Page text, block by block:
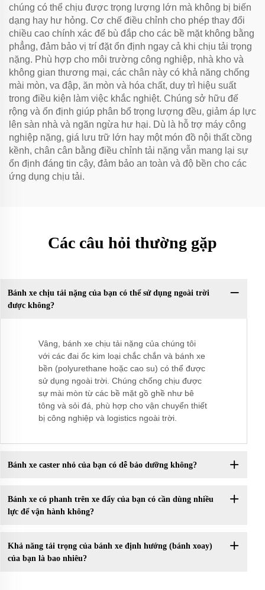
chúng có thể chịu được trọng lượng lớn mà không bị biến
dạng hay hư hỏng. Cơ chế điều chỉnh cho phép thay đổi
chiều cao chính xác để bù đắp cho các bề mặt không bằng
phẳng, đảm bảo vị trí đặt ổn định ngay cả khi chịu tải trọng
nặng. Phù hợp cho môi trường công nghiệp, nhà kho và
không gian thương mại, các chân này có khả năng chống
mài mòn, va đập, ăn mòn và hóa chất, duy trì hiệu suất
trong điều kiện làm việc khắc nghiệt. Chúng sở hữu đế
rộng và ổn định giúp phân bổ trọng lượng đều, giảm áp lực
lên sàn nhà và ngăn ngừa hư hại. Dù là hỗ trợ máy công
nghiệp nặng, giá lưu trữ lớn hay một món đồ nội thất cồng
kềnh, chân cân bằng điều chỉnh tải nặng vẫn mang lại sự
ổn định đáng tin cậy, đảm bảo an toàn và độ bền cho các
ứng dụng chịu tải.
Các câu hỏi thường gặp
Bánh xe chịu tải nặng của bạn có thể sử dụng ngoài trời
được không?
Vâng, bánh xe chịu tải nặng của chúng tôi
với các đai ốc kim loại chắc chắn và bánh xe
bền (polyurethane hoặc cao su) có thể được
sử dụng ngoài trời. Chúng chống chịu được
sự mài mòn từ các bề mặt gồ ghề như bê
tông và sỏi đá, phù hợp cho vận chuyển thiết
bị công nghiệp và logistics ngoài trời.
Bánh xe caster nhỏ của bạn có dễ bảo dưỡng không?
Bánh xe có phanh trên xe đẩy của bạn có cần dùng nhiều
lực để vận hành không?
Khả năng tải trọng của bánh xe định hướng (bánh xoay)
của bạn là bao nhiêu?